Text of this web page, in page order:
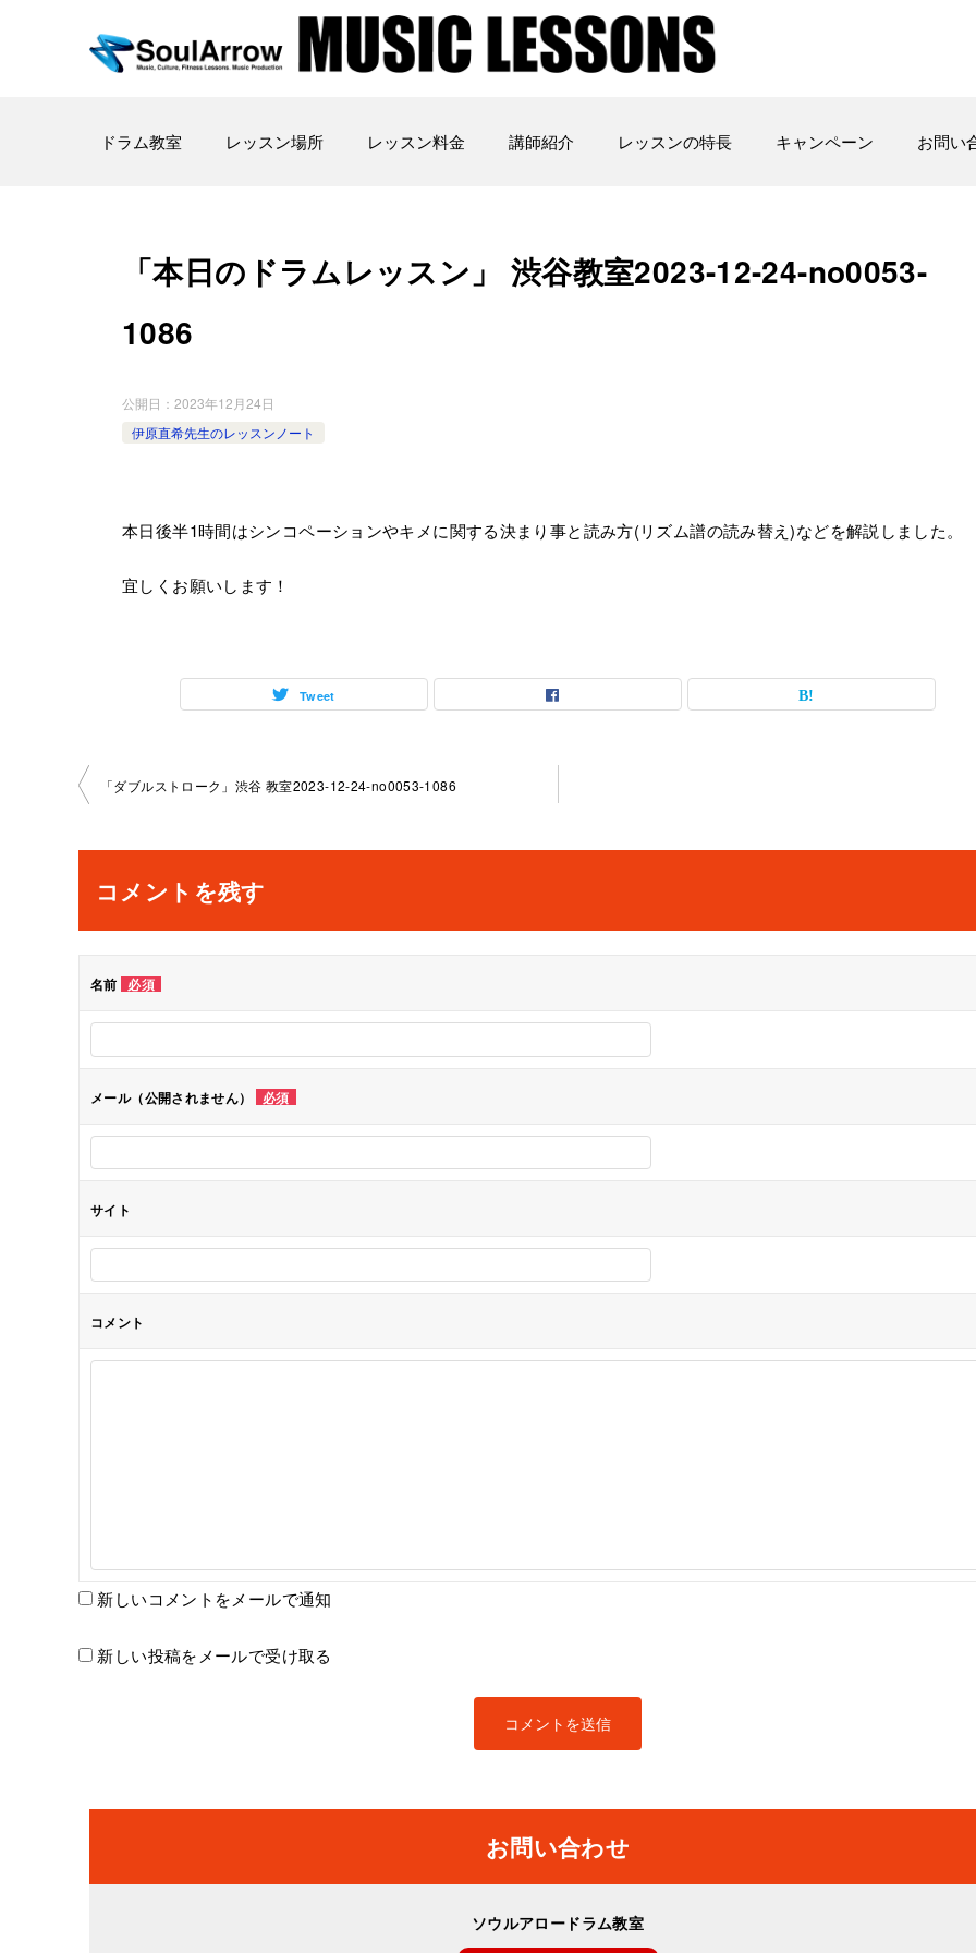
ドラム教室 レッスン場所 レッスン料金 講師紹介 レッスンの特長 キャンペーン お問い
「本日のドラムレッスン」 渋谷教室2023-12-24-no0053-
1086
公開日： 2023年12月24日
伊原直希先生のレッスンノート
本日後半1時間はシンコペーションやキメに関する決まり事と読み方(リズム譜の読み替え)などを解説しました。
宜しくお願いします！
Tweet
投
ナ
ビ
ゲ
ー
シ
ョ
「ダブルストローク」渋谷 教室2023-12-24-no0053-1086
コメントを残す
名前 必須
メール（公開されません） 必須
サイト
コメント
新しいコメントをメールで通知
新しい投稿をメールで受け取る
お問い合わせ
ソウルアロードラム教室